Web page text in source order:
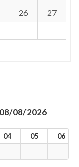
26
27
08/2026
04 05 06